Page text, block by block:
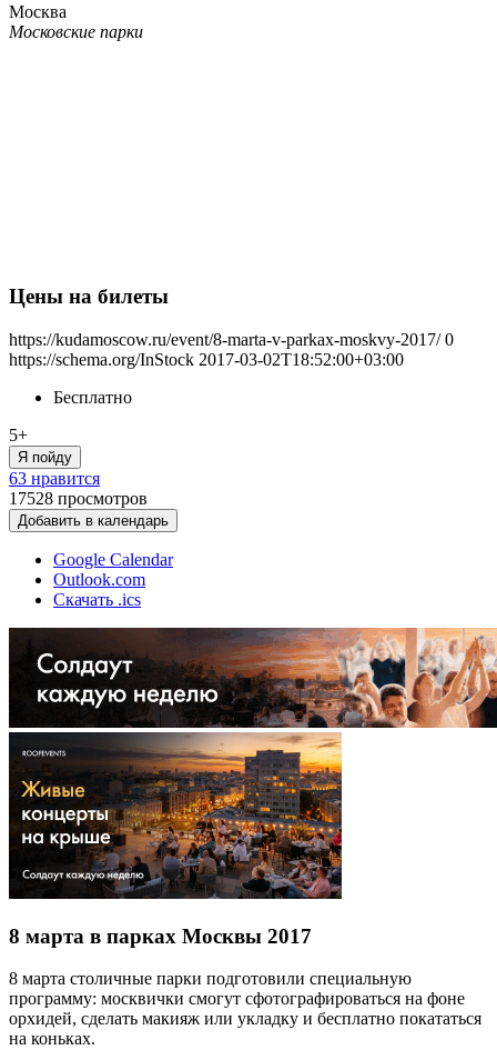
Москва
Московские парки
Цены на билеты
https://kudamoscow.ru/event/8-marta-v-parkax-moskvy-2017/ 0
https://schema.org/InStock 2017-03-02T18:52:00+03:00
Бесплатно
5+
Я пойду
63 нравится
17528 просмотров
Добавить в календарь
Google Calendar
Outlook.com
Скачать .ics
8 марта в парках Москвы 2017
8 марта столичные парки подготовили специальную
программу: москвички смогут сфотографироваться на фоне
орхидей, сделать макияж или укладку и бесплатно покататься
на коньках.